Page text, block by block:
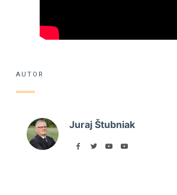
AUTOR
Juraj Štubniak